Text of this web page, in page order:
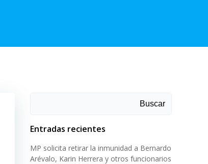
Buscar
Entradas recientes
MP solicita retirar la inmunidad a Bernardo
Arévalo, Karin Herrera y otros funcionarios